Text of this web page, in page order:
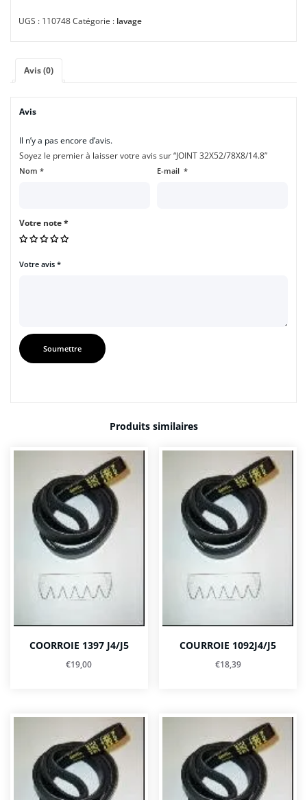
UGS : 110748Catégorie : lavage
Avis (0)
Avis
Il n’y a pas encore d’avis.
Soyez le premier à laisser votre avis sur “JOINT 32X52/78X8/14.8”
Nom * E-mail *
Votre note*
Votre avis *
Produits similaires
COORROIE 1397 J4/J5
€19,00
COURROIE 1092J4/J5
€18,39